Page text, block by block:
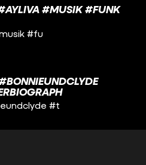
#AYLIVA #MUSIK #FUNK
#fu
#t